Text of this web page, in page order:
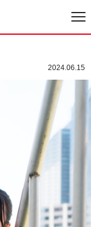
2024.06.15